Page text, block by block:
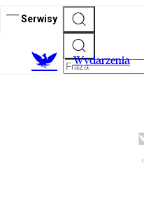
Serwisy
Wydarzenia